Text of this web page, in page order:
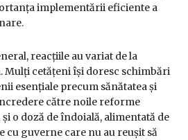
implementării eficiente a
reacțiile au variat de la
Mulți cetățeni își doresc schimbări
esențiale precum sănătatea și
către noile reforme
o doză de îndoială, alimentată de
cu guverne care nu au reușit să